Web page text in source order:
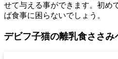
せて与える事ができます。初め
ば食事に困らないでしょう。
デビフ子猫の離乳食ささみ